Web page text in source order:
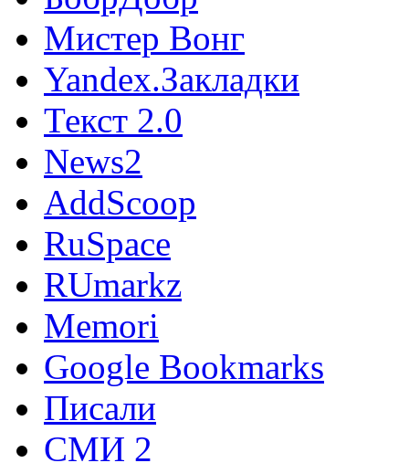
Мистер Вонг
Yandex.Закладки
Текст 2.0
News2
AddScoop
RuSpace
RUmarkz
Memori
Google Bookmarks
Писали
СМИ 2